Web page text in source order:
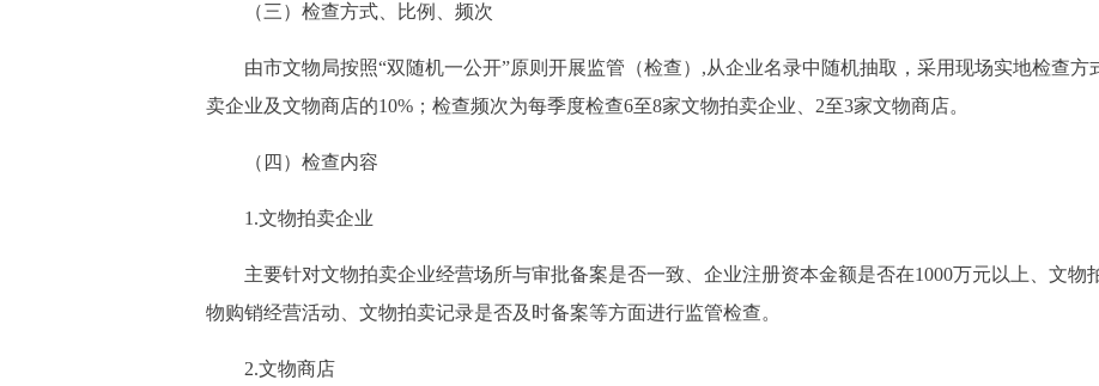
（三）检查方式、比例、频次
由市文物局按照“双随机一公开”原则开展监管（检查）,从企业名录中随机抽取，采用现场实地检查方
卖企业及文物商店的10%；检查频次为每季度检查6至8家文物拍卖企业、2至3家文物商店。
（四）检查内容
1.文物拍卖企业
主要针对文物拍卖企业经营场所与审批备案是否一致、企业注册资本金额是否在1000万元以上、文物
物购销经营活动、文物拍卖记录是否及时备案等方面进行监管检查。
2.文物商店